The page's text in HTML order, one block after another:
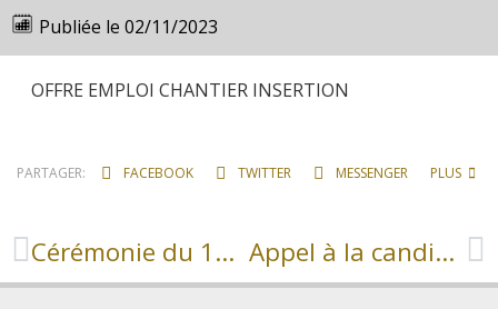
Publiée le 02/11/2023
OFFRE EMPLOI CHANTIER INSERTION
PARTAGER: FACEBOOK TWITTER MESSENGER PLUS
Cérémonie du 11 novembre 2023 Appel à la candidature exposants pour le marché de Noël du dimanche 17 décembre 2023